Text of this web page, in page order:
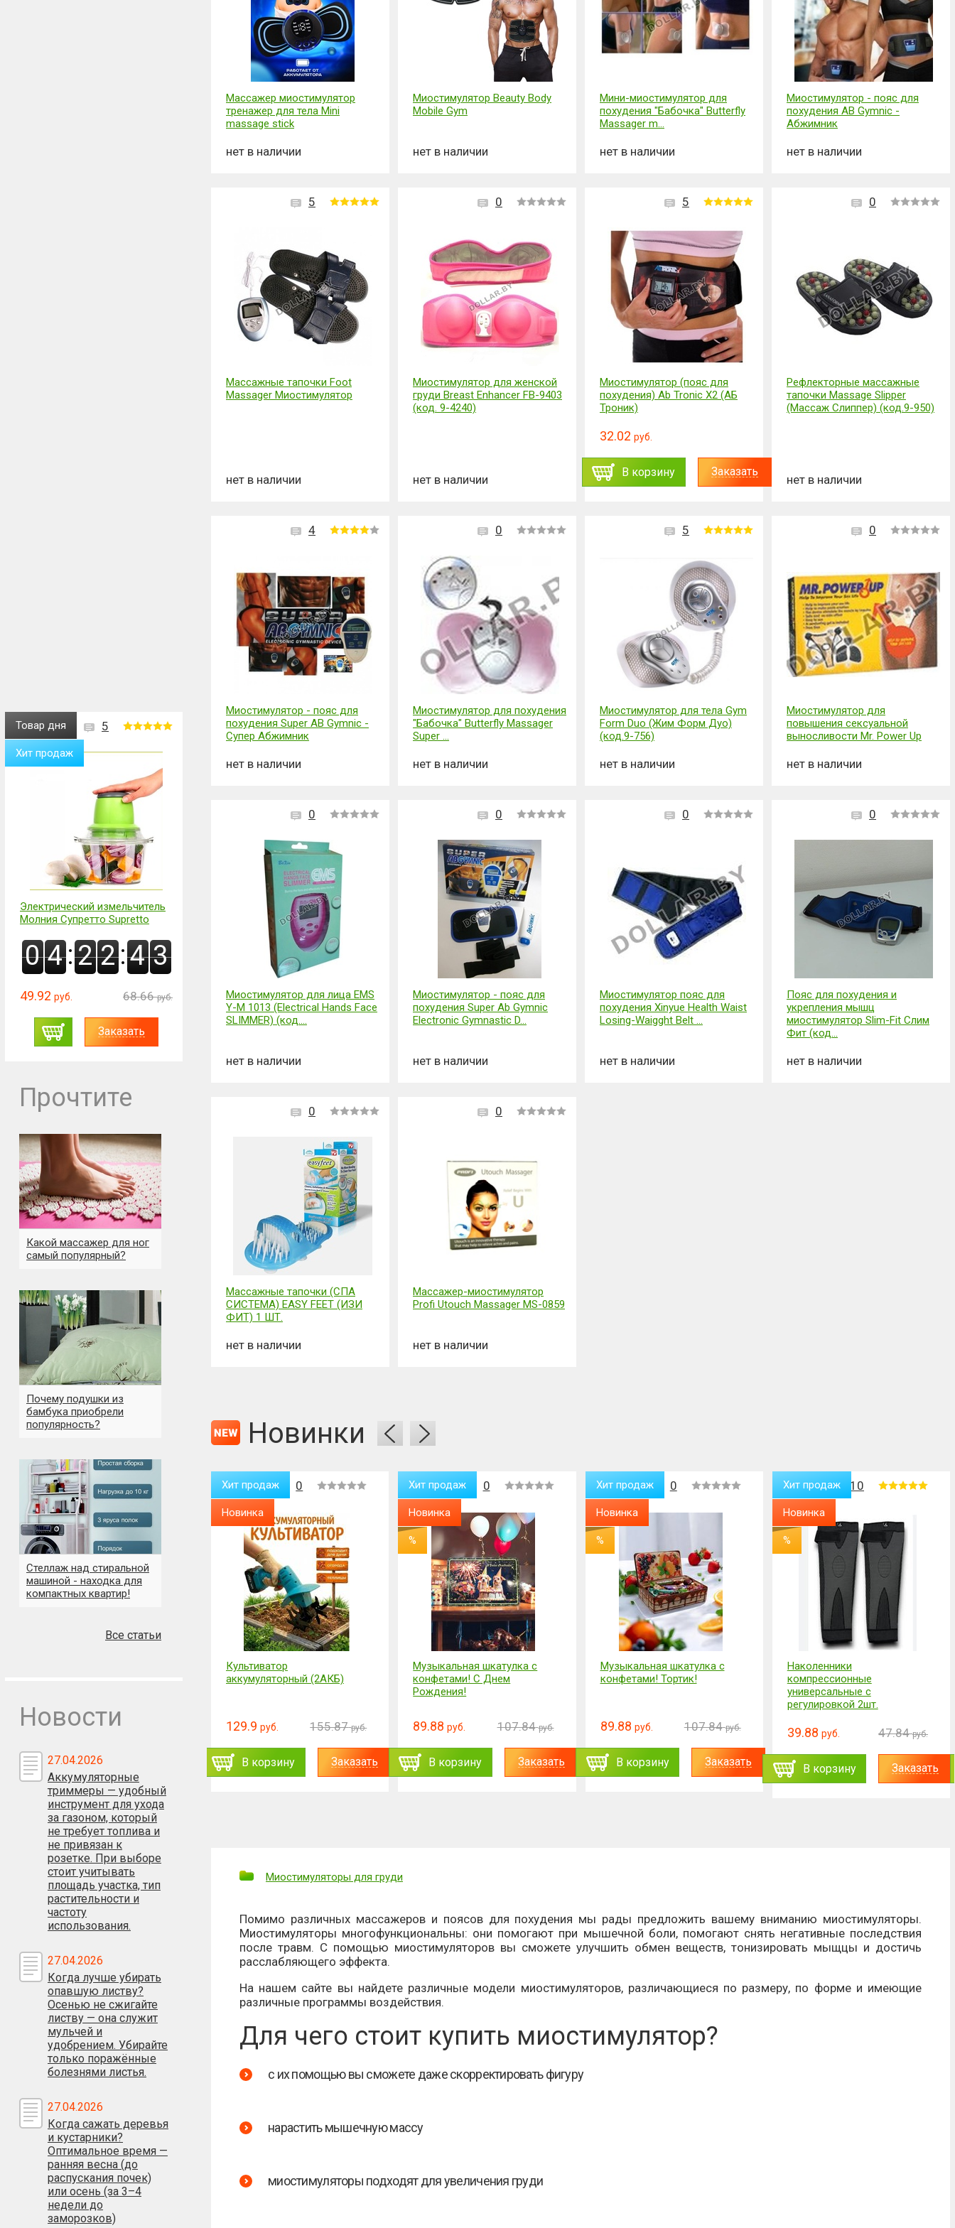
5
Товар дня
Хит продаж
Электрический измельчитель
Молния Cупретто Supretto
0 4:2 2:4 1
49.92 руб. 68.66 руб.
Заказать
Прочтите
Какой массажер для ног
самый популярный?
Почему подушки из
бамбука приобрели
популярность?
Стеллаж над стиральной
машиной - находка для
компактных квартир!
Все статьи
Новости
27.04.2026
Аккумуляторные
триммеры — удобный
инструмент для ухода
за газоном, который
не требует топлива и
не привязан к
розетке. При выборе
стоит учитывать
площадь участка, тип
растительности и
частоту
использования.
27.04.2026
Когда лучше убирать
опавшую листву?
Осенью не сжигайте
листву — она служит
мульчей и
удобрением. Убирайте
только поражённые
болезнями листья.
27.04.2026
Когда сажать деревья
и кустарники?
Оптимальное время —
ранняя весна (до
распускания почек)
или осень (за 3–4
недели до
заморозков)
Массажер миостимулятор
тренажер для тела Mini
massage stick
нет в наличии
Миостимулятор Beauty Body
Mobile Gym
нет в наличии
Мини-миостимулятор для
похудения "Бабочка" Butterfly
Massager m...
нет в наличии
Миостимулятор - пояс для
похудения AB Gymnic -
Абжимник
нет в наличии
5
Массажные тапочки Foot
Massager Миостимулятор
нет в наличии
0
Миостимулятор для женской
груди Breast Enhancer FB-9403
(код. 9-4240)
нет в наличии
5
Миостимулятор (пояс для
похудения) Ab Tronic Х2 (АБ
Троник)
32.02 руб.
В корзину Заказать
0
Рефлекторные массажные
тапочки Massage Slipper
(Массаж Слиппер) (код.9-950)
нет в наличии
4
Миостимулятор - пояс для
похудения Super AB Gymnic -
Супер Абжимник
нет в наличии
0
Миостимулятор для похудения
"Бабочка" Butterfly Massager
Super ...
нет в наличии
5
Миостимулятор для тела Gym
Form Duo (Жим Форм Дуо)
(код.9-756)
нет в наличии
0
Миостимулятор для
повышения сексуальной
выносливости Mr. Power Up
нет в наличии
0
Миостимулятор для лица EMS
Y-M 1013 (Electrical Hands Face
SLIMMER) (код....
нет в наличии
0
Миостимулятор - пояс для
похудения Super Ab Gymnic
Electronic Gymnastic D...
нет в наличии
0
Миостимулятор пояс для
похудения Xinyue Health Waist
Losing-Waigght Belt ...
нет в наличии
0
Пояс для похудения и
укрепления мышц
миостимулятор Slim-Fit Слим
Фит (код...
нет в наличии
0
Массажные тапочки (СПА
СИСТЕМА) EASY FEET (ИЗИ
ФИТ) 1 ШТ.
нет в наличии
0
Массажер-миостимулятор
Profi Utouch Massager MS-0859
нет в наличии
Новинки
0
Хит продаж
Новинка
13.85руб.
В корзину
0
Хит продаж
Новинка
Культиватор
аккумуляторный (2АКБ)
129.9 руб. 155.87 руб.
В корзину Заказать
0
Хит продаж
Новинка
%
Музыкальная шкатулка с
конфетами! С Днем
Рождения!
89.88руб. 107.84 руб.
В корзину Заказать
0
Хит продаж
Новинка
%
Музыкальная шкатулка с
конфетами! Тортик!
89.88 руб. 107.84 руб.
В корзину Заказать
10
Хит продаж
Новинка
%
Наколенники
компрессионные
универсальные с
регулировкой 2шт.
39.88 руб. 47.84 руб.
В корзину Заказать
Миостимуляторы для груди
Помимо различных массажеров и поясов для похудения мы рады предложить вашему вниманию миостимуляторы.
Миостимуляторы многофункциональны: они помогают при мышечной боли, помогают снять негативные последствия
после травм. С помощью миостимуляторов вы сможете улучшить обмен веществ, тонизировать мыщцы и достичь
расслабляющего эффекта.
На нашем сайте вы найдете различные модели миостимуляторов, различающиеся по размеру, по форме и имеющие
различные программы воздействия.
Для чего стоит купить миостимулятор?
с их помощью вы сможете даже скорректировать фигуру
нарастить мышечную массу
миостимуляторы подходят для увеличения груди